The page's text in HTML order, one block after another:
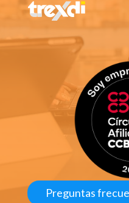
Preguntas